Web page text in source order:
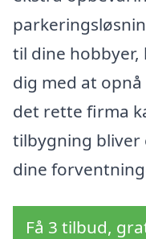
til dine
dig med at
det rette firma
tilbygning bliver
dine
Få 3 tilbud,